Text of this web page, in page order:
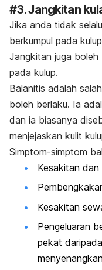
#3. Jangkitan
Jika anda tidak
berkumpul pada
Jangkitan juga
pada kulup.
Balanitis adalah
boleh berlaku. Ia
dan ia biasanya
menjejaskan kulit
Simptom-simptom
Kesakitan dan
Kesakitan
Pengeluaran
pekat
menyenangkan